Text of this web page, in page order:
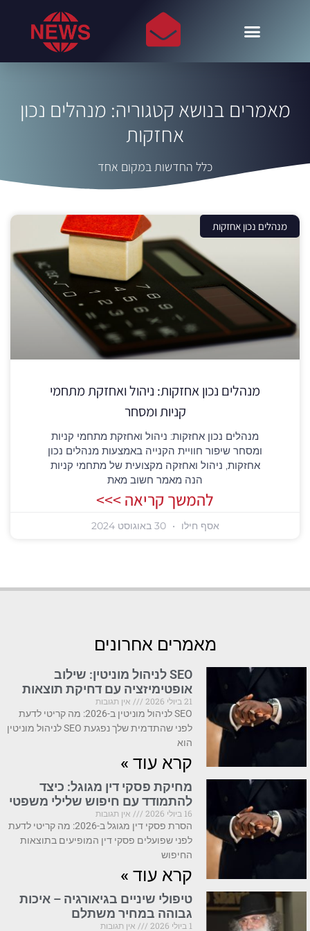
מאמרים בנושא קטגוריה: מנהלים נכון
אחזקות
כלל החדשות במקום אחד
מנהלים נכון אחזקות
מנהלים נכון אחזקות: ניהול ואחזקת מתחמי
קניות ומסחר
מנהלים נכון אחזקות: ניהול ואחזקת מתחמי קניות
ומסחר שיפור חוויית הקנייה באמצעות מנהלים נכון
אחזקות, ניהול ואחזקה מקצועית של מתחמי קניות
הנה מאמר חשוב מאת
להמשך קריאה >>>
אסף חילו 30 באוגוסט 2024
מאמרים אחרונים
SEO לניהול מוניטין: שילוב
אופטימיזציה עם דחיקת תוצאות
21 ביולי 2026
אין תגובות
SEO לניהול מוניטין ב-2026: מה קריטי לדעת
לפני שהתדמית שלך נפגעת SEO לניהול מוניטין
הוא
קרא עוד »
מחיקת פסקי דין מגוגל: כיצד
להתמודד עם חיפוש שלילי משפטי
16 ביולי 2026
אין תגובות
הסרת פסקי דין מגוגל ב-2026: מה קריטי לדעת
לפני שפועלים פסקי דין המופיעים בתוצאות
החיפוש
קרא עוד »
טיפולי שיניים בגיאורגיה – איכות
גבוהה במחיר משתלם
1 ביולי 2026 אין תגובות